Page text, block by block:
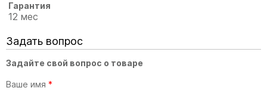
Гарантия
12 мес
Задать вопрос
Задайте свой вопрос о товаре
Ваше имя *